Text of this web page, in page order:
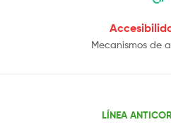
Mecanismos de
LÍNEA